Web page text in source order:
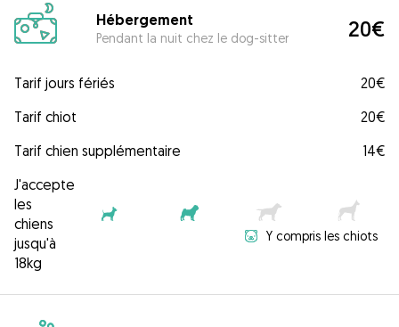
Hébergement
Pendant la nuit chez le dog-sitter 20€
Tarif jours fériés
20€
Tarif chiot
20€
Tarif chien supplémentaire
14€
J'accepte
les
chiens
jusqu'à
18kg
Y compris les chiots